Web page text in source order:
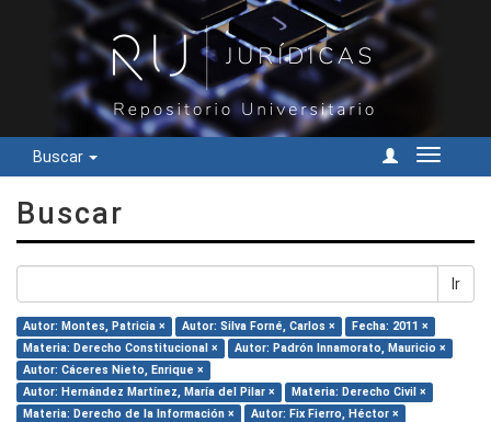
Buscar
Cambiar
Buscar
Ir
Autor: Montes, Patricia × Autor: Silva Forné, Carlos ×
Fecha: 2011 ×
Materia: Derecho Constitucional ×
Autor: Padrón Innamorato, Mauricio ×
Autor: Cáceres Nieto, Enrique ×
Autor: Hernández Martínez, María del Pilar ×
Materia: Derecho Civil ×
Materia: Derecho de la Información ×
Autor: Fix Fierro, Héctor ×